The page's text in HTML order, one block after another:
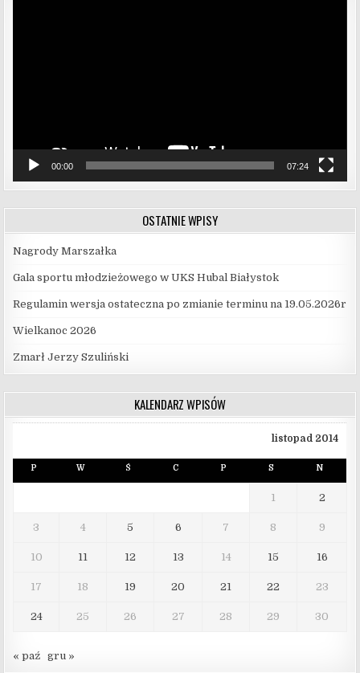
00:00 07:24
OSTATNIE WPISY
Nagrody Marszałka
Gala sportu młodzieżowego w UKS Hubal Białystok
Regulamin wersja ostateczna po zmianie terminu na 19.05.2026r
Wielkanoc 2026
Zmarł Jerzy Szuliński
KALENDARZ WPISÓW
listopad 2014
P W Ś C P S N
1 2
3 4 5 6 7 8 9
10 11 12 13 14 15 16
17 18 19 20 21 22 23
24 25 26 27 28 29 30
« paź gru »